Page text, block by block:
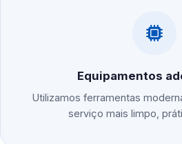
Equipamentos
Utilizamos ferramentas
serviço mais limpo,